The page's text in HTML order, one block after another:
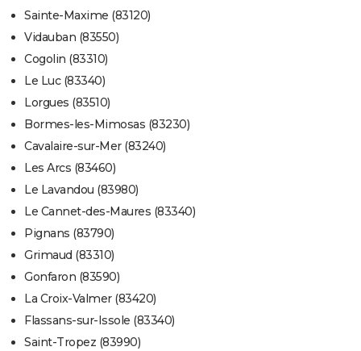
Sainte-Maxime (83120)
Vidauban (83550)
Cogolin (83310)
Le Luc (83340)
Lorgues (83510)
Bormes-les-Mimosas (83230)
Cavalaire-sur-Mer (83240)
Les Arcs (83460)
Le Lavandou (83980)
Le Cannet-des-Maures (83340)
Pignans (83790)
Grimaud (83310)
Gonfaron (83590)
La Croix-Valmer (83420)
Flassans-sur-Issole (83340)
Saint-Tropez (83990)